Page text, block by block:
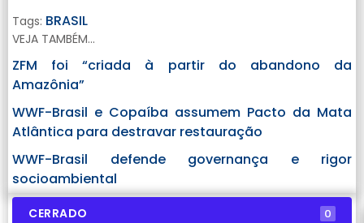
Tags: BRASIL
VEJA TAMBÉM...
ZFM foi “criada à partir do abandono da
Amazônia”
WWF-Brasil e Copaíba assumem Pacto da Mata
Atlântica para destravar restauração
WWF-Brasil defende governança e rigor
socioambiental
CERRADO 0